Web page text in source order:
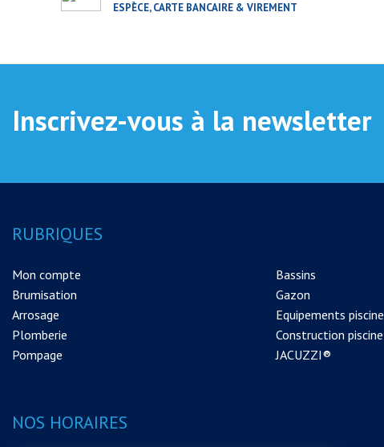
ESPÈCE, CARTE BANCAIRE & VIREMENT
Inscrivez-vous à la newsletter
RUBRIQUES
Mon compte
Brumisation
Arrosage
Plomberie
Pompage
Bassins
Gazon
Equipements piscine
Construction piscine
JACUZZI®
NOS HORAIRES